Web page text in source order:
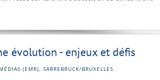
évolution - enjeux et défis
(EMR), SARREBRUCK/BRUXELLES